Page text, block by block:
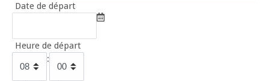
Date de départ
Heure de départ
: